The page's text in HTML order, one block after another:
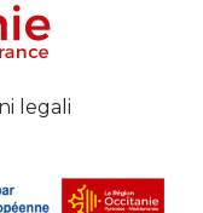
legali